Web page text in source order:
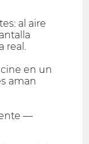
al aire
real.
en un
aman
—